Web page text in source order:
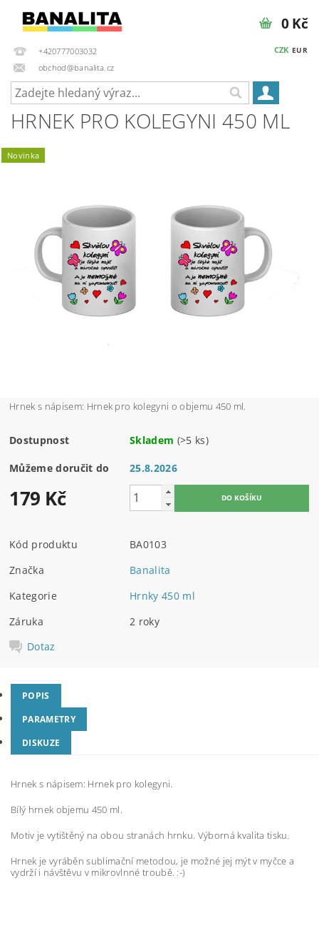
+420777003032
obchod@banalita.cz
CZK EUR
0 Kč
HRNEK PRO KOLEGYNI 450 ML
Novinka
Hrnek s nápisem: Hrnek pro kolegyni o objemu 450 ml.
Dostupnost Skladem (>5 ks)
Můžeme doručit do 25.8.2026
179 Kč
Kód produktu
BA0103
Značka
Banalita
Kategorie
Hrnky 450 ml
Záruka
2 roky
Dotaz
POPIS
PARAMETRY
DISKUZE
Hrnek s nápisem: Hrnek pro kolegyni.
Bílý hrnek objemu 450 ml.
Motiv je vytištěný na obou stranách hrnku. Výborná kvalita tisku.
Hrnek je vyráběn sublimační metodou, je možné jej mýt v myčce a
vydrží i návštěvu v mikrovlnné troubě. :-)